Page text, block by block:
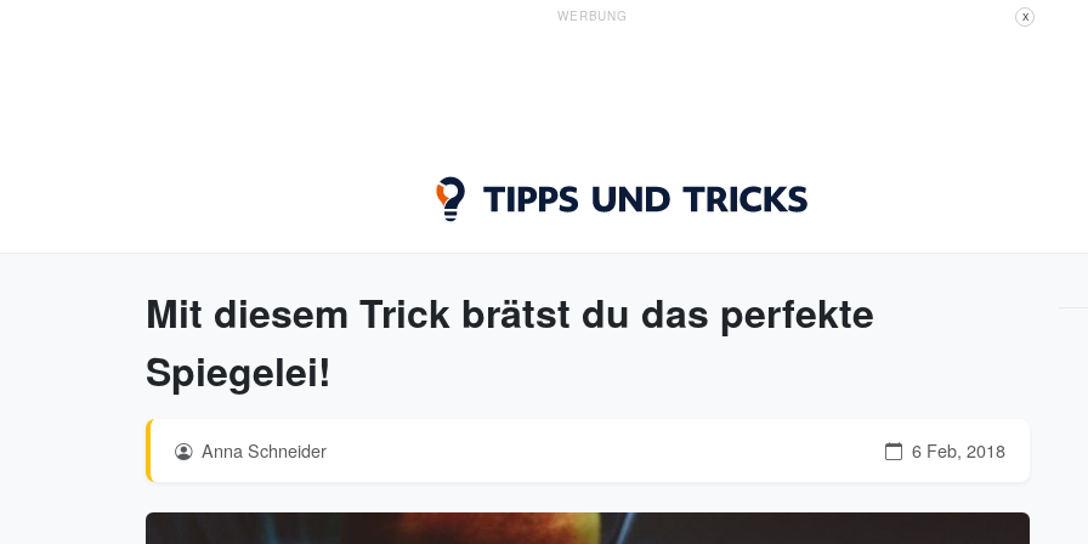
WERBUNG X
Mit diesem Trick brätst du das perfekte
Spiegelei!
Anna Schneider 6 Feb, 2018